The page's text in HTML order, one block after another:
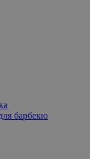
барбекю